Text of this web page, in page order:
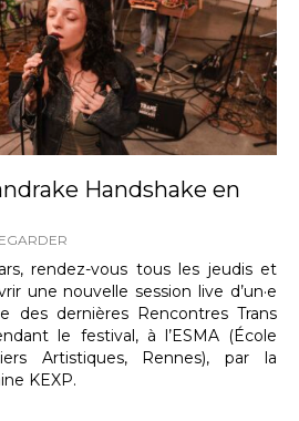
Handshake en
rendez-vous tous les jeudis et
une nouvelle session live d’un·e
des dernières Rencontres Trans
le festival, à l’ESMA (École
Artistiques, Rennes), par la
KEXP.